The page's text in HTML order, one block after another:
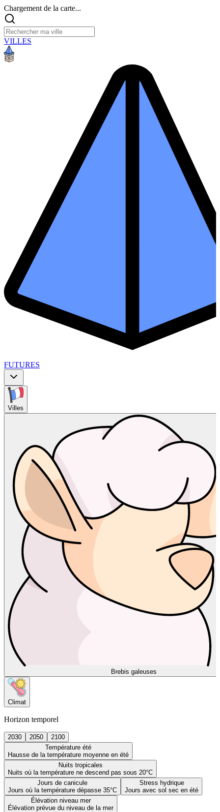
Chargement de la carte...
VILLES
FUTURES
Villes
Brebis galeuses
Climat
Horizon temporel
2030 2050
2100
Température été
Hausse de la température moyenne en été
Nuits tropicales
Nuits où la température ne descend pas sous 20°C
Jours de canicule
Jours où la température dépasse 35°C
Stress hydrique
Jours avec sol sec en été
Élévation niveau mer
Élévation prévue du niveau de la mer